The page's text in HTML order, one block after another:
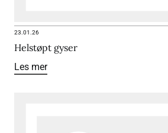
23.01.26
Helstøpt gyser
Les mer